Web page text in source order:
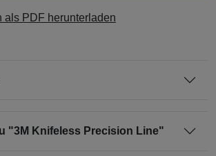
als PDF herunterladen
"3M Knifeless Precision Line"